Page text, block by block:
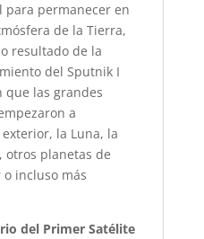
permanecer en
de la Tierra,
resultado de la
del Sputnik I
que las grandes
a
la Luna, la
otros planetas de
incluso más
del Primer Satélite